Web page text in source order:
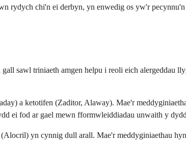
rydych chi'n ei derbyn, yn enwedig os yw'r
sawl triniaeth amgen helpu i reoli eich alergeddau
a ketotifen (Zaditor, Alaway). Mae'r
ei fod ar gael mewn fformwleiddiadau unwaith y
yn cynnig dull arall. Mae'r meddyginiaethau